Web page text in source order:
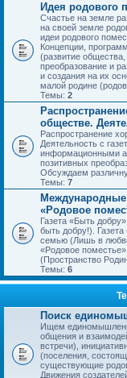
Идея родового
Счастье на земле
на своей земле
идеи родового
Концепции,
(развитие общества,
преобразование и
и создания на их
малой родине
Темы: 2
обществе.
Распространение
Деятельность с
информационными
позитивных
Обсуждаем
Темы: 7
Международные
«Родовое
Газета «Быть
быть добру!).
семью (Лишь в
«Родовое поместье»
(Пространство
Темы: 6
Поиск
Ищем
общения и
встречи),
(поселения,
существующие
Движения